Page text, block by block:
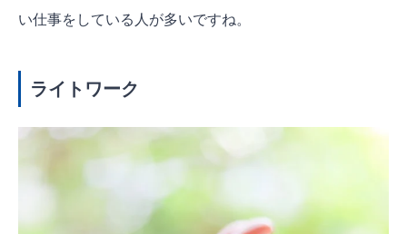
い仕事をしている人が多いですね。
ライトワーク